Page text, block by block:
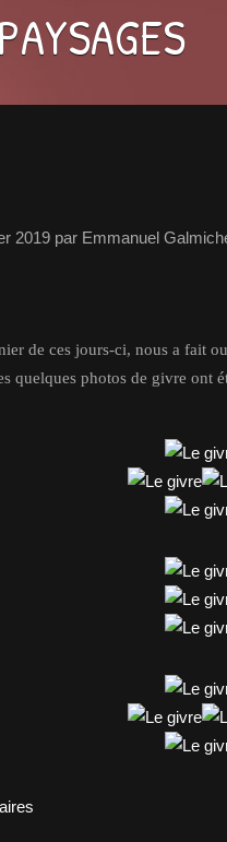
2019 par Emmanuel
de ces jours-ci, nous a fait
quelques photos de givre ont